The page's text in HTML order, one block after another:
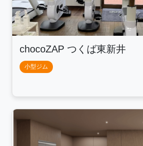
chocoZAP つくば東新井
小型ジム